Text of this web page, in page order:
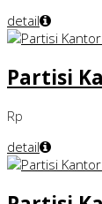
detail
Partisi
Rp
detail